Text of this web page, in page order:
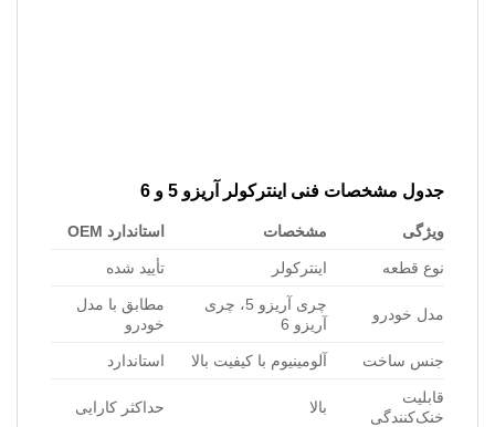
جدول مشخصات فنی اینترکولر آریزو 5 و 6
ویژگی مشخصات استاندارد OEM
نوع قطعه اینترکولر تأیید شده
مدل خودرو
چری آریزو 5، چری
آریزو 6
مطابق با مدل
خودرو
جنس ساخت آلومینیوم با کیفیت بالا استاندارد
قابلیت
خنک‌کنندگی
بالا حداکثر کارایی